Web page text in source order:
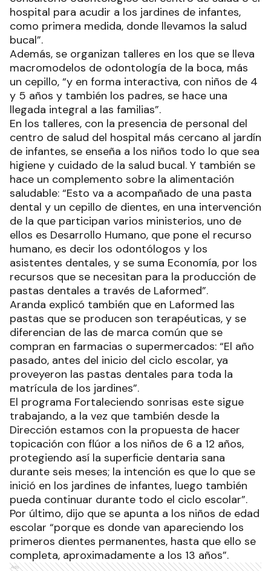
hospital para acudir a los jardines de infantes,
como primera medida, donde llevamos la salud
bucal”.
Además, se organizan talleres en los que se lleva
macromodelos de odontología de la boca, más
un cepillo, “y en forma interactiva, con niños de 4
y 5 años y también los padres, se hace una
llegada integral a las familias”.
En los talleres, con la presencia de personal del
centro de salud del hospital más cercano al jardín
de infantes, se enseña a los niños todo lo que sea
higiene y cuidado de la salud bucal. Y también se
hace un complemento sobre la alimentación
saludable: “Esto va a acompañado de una pasta
dental y un cepillo de dientes, en una intervención
de la que participan varios ministerios, uno de
ellos es Desarrollo Humano, que pone el recurso
humano, es decir los odontólogos y los
asistentes dentales, y se suma Economía, por los
recursos que se necesitan para la producción de
pastas dentales a través de Laformed”.
Aranda explicó también que en Laformed las
pastas que se producen son terapéuticas, y se
diferencian de las de marca común que se
compran en farmacias o supermercados: “El año
pasado, antes del inicio del ciclo escolar, ya
proveyeron las pastas dentales para toda la
matrícula de los jardines”.
El programa Fortaleciendo sonrisas este sigue
trabajando, a la vez que también desde la
Dirección estamos con la propuesta de hacer
topicación con flúor a los niños de 6 a 12 años,
protegiendo así la superficie dentaria sana
durante seis meses; la intención es que lo que se
inició en los jardines de infantes, luego también
pueda continuar durante todo el ciclo escolar”.
Por último, dijo que se apunta a los niños de edad
escolar “porque es donde van apareciendo los
primeros dientes permanentes, hasta que ello se
completa, aproximadamente a los 13 años”.
Ads